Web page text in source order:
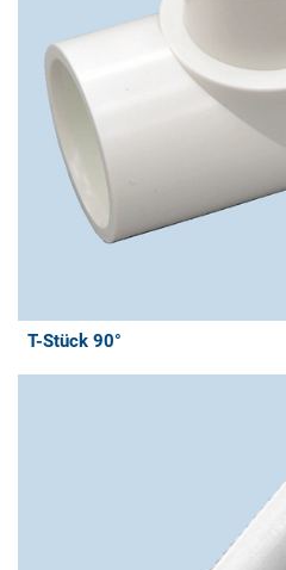
T-Stück 90°